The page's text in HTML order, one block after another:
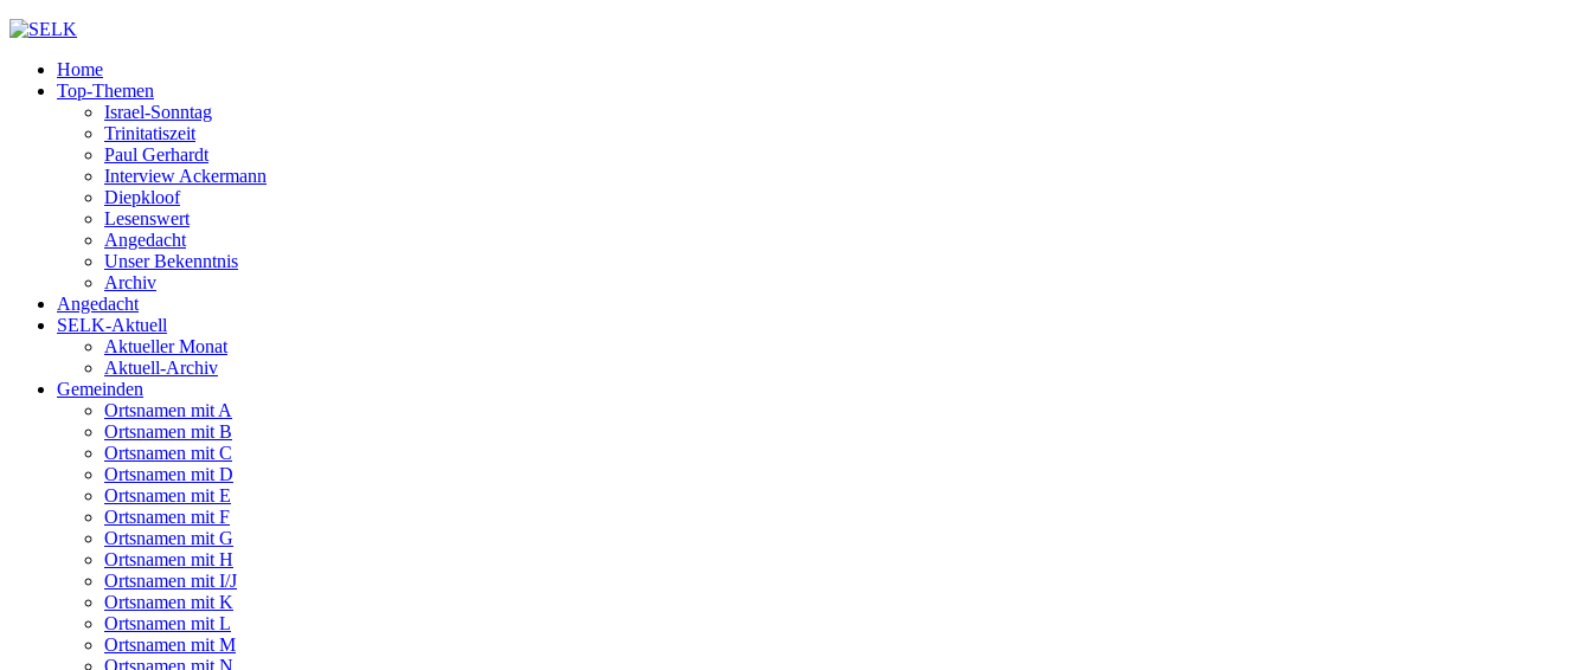
Home
Top-Themen
Israel-Sonntag
Trinitatiszeit
Paul Gerhardt
Interview Ackermann
Diepkloof
Lesenswert
Angedacht
Unser Bekenntnis
Archiv
Angedacht
SELK-Aktuell
Aktueller Monat
Aktuell-Archiv
Gemeinden
Ortsnamen mit A
Ortsnamen mit B
Ortsnamen mit C
Ortsnamen mit D
Ortsnamen mit E
Ortsnamen mit F
Ortsnamen mit G
Ortsnamen mit H
Ortsnamen mit I/J
Ortsnamen mit K
Ortsnamen mit L
Ortsnamen mit M
Ortsnamen mit N